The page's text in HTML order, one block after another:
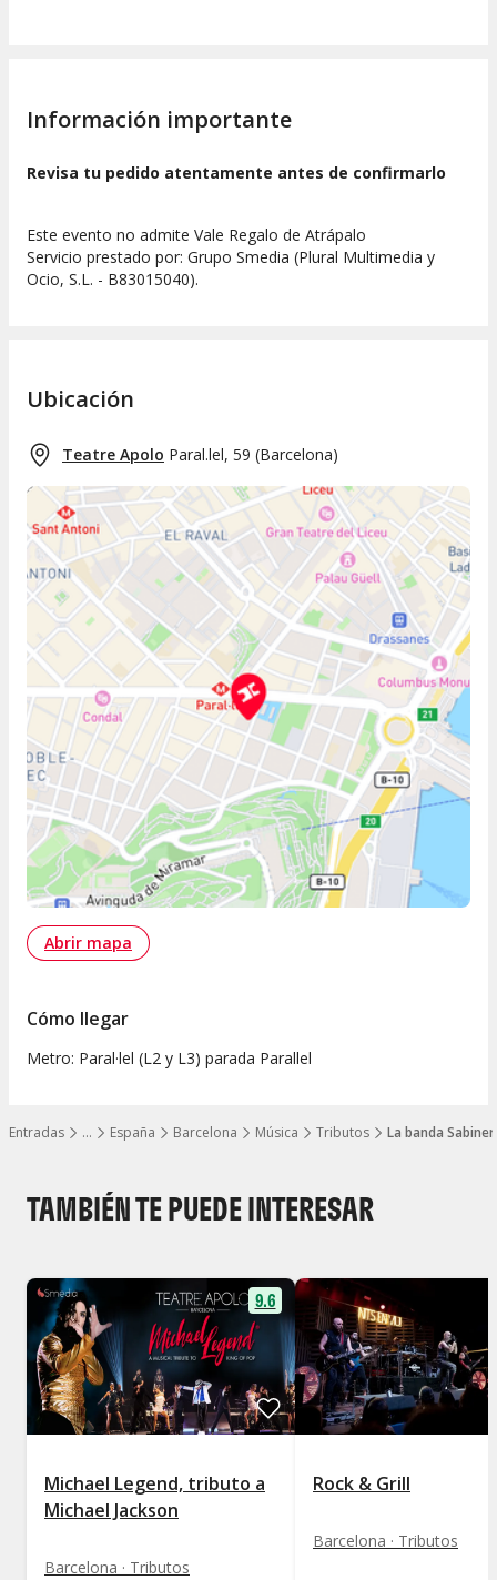
…
Mostrar todos los niveles
Entradas España Barcelona Música Tributos La banda
Información importante
Revisa tu pedido atentamente antes de confirmarlo
Este evento no admite Vale Regalo de Atrápalo
Servicio prestado por: Grupo Smedia (Plural Multimedia y
Ocio, S.L. - B83015040).
Ubicación
Teatre Apolo Paral.lel, 59 (Barcelona)
Abrir mapa
Cómo llegar
Metro: Paral·lel (L2 y L3) parada Parallel
TAMBIÉN TE PUEDE INTERESAR
9.6
Michael Legend, tributo a
Michael Jackson
Barcelona · Tributos
Rock & Grill
Barcelona · Tributos